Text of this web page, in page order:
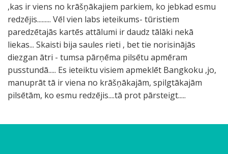
,kas ir viens no krāšņākajiem parkiem, ko jebkad esmu
redzējis......... Vēl vien labs ieteikums- tūristiem
paredzētajās kartēs attālumi ir daudz tālāki nekā
liekas... Skaisti bija saules rieti , bet tie norisinājās
diezgan ātri - tumsa pārņēma pilsētu apmēram
pusstundā..... Es ieteiktu visiem apmeklēt Bangkoku ,jo,
manuprāt tā ir viena no krāšņākajām, spilgtākajām
pilsētām, ko esmu redzējis....tā prot pārsteigt.....